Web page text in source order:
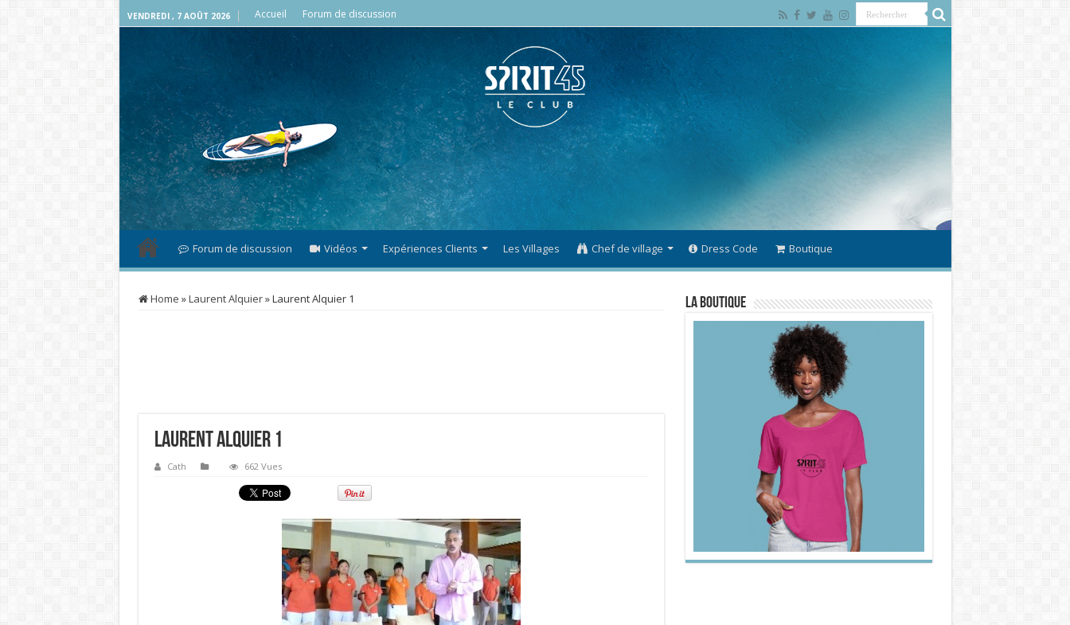
VENDREDI , 7 AOÛT 2026 Accueil Forum de discussion
Forum de discussion Vidéos Expériences Clients Les Villages Chef de village Dress Code Boutique
Home »Laurent Alquier»Laurent Alquier 1
Laurent Alquier 1
Cath 662 Vues
La Boutique